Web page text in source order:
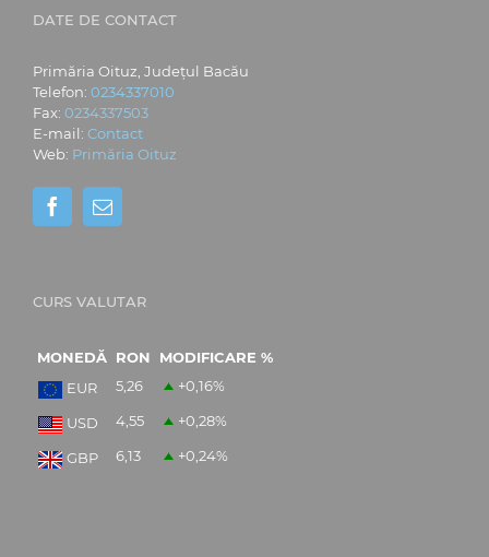
DATE DE CONTACT
Primăria Oituz, Județul Bacău
Telefon: 0234337010
Fax: 0234337503
E-mail: Contact
Web: Primăria Oituz
CURS VALUTAR
MONEDĂ RON
MODIFICARE %
EUR
5,26 +0,16%
USD 4,55 +0,28%
GBP 6,13 +0,24%